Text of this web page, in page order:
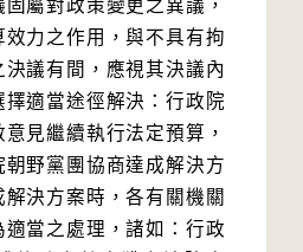
屬對政策變更之異議，
力之作用，與不具有拘
議有間，應視其決議內
適當途徑解決：行政院
見繼續執行法定預算，
野黨團協商達成解決方
決方案時，各有關機關
當之處理，諸如：行政